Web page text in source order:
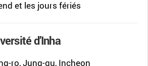
et les jours fériés
d’Inha
ro, Jung-gu, Incheon